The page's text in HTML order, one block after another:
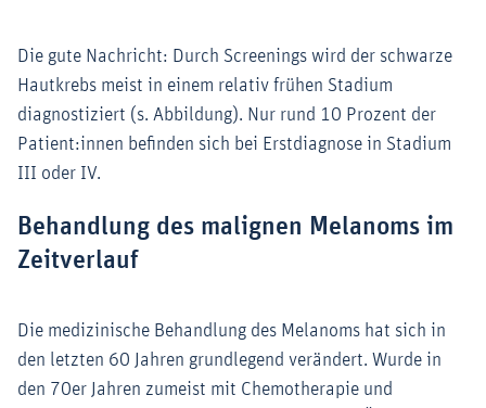
Die gute Nachricht: Durch Screenings wird der schwarze
Hautkrebs meist in einem relativ frühen Stadium
diagnostiziert (s. Abbildung). Nur rund 10 Prozent der
Patient:innen befinden sich bei Erstdiagnose in Stadium
III oder IV.
Behandlung des malignen Melanoms im
Zeitverlauf
Die medizinische Behandlung des Melanoms hat sich in
den letzten 60 Jahren grundlegend verändert. Wurde in
den 70er Jahren zumeist mit Chemotherapie und